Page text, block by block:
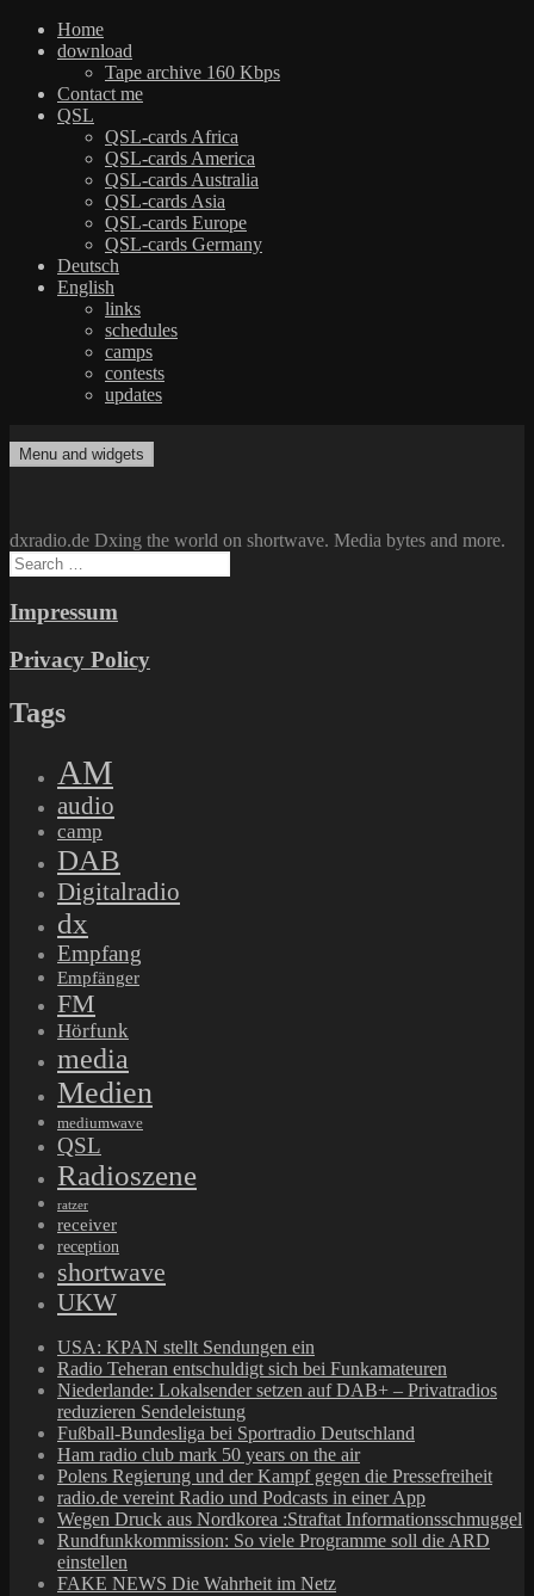
Home
download
Tape archive 160 Kbps
Contact me
QSL
QSL-cards Africa
QSL-cards America
QSL-cards Australia
QSL-cards Asia
QSL-cards Europe
QSL-cards Germany
Deutsch
English
links
schedules
camps
contests
updates
to
dxradio.de
DXing the world on shortwave
Menu and widgets
dxradio.de Dxing the world on shortwave. Media bytes and more.
Search
for:
Impressum
Privacy Policy
Tags
AM
audio
camp
DAB
Digitalradio
dx
Empfang
Empfänger
FM
Hörfunk
media
Medien
mediumwave
QSL
Radioszene
ratzer
receiver
reception
shortwave
UKW
USA: KPAN stellt Sendungen ein
Radio Teheran entschuldigt sich bei Funkamateuren
Niederlande: Lokalsender setzen auf DAB+ – Privatradios
reduzieren Sendeleistung
Fußball-Bundesliga bei Sportradio Deutschland
Ham radio club mark 50 years on the air
Polens Regierung und der Kampf gegen die Pressefreiheit
radio.de vereint Radio und Podcasts in einer App
Wegen Druck aus Nordkorea :Straftat Informationsschmuggel
Rundfunkkommission: So viele Programme soll die ARD
einstellen
FAKE NEWS Die Wahrheit im Netz